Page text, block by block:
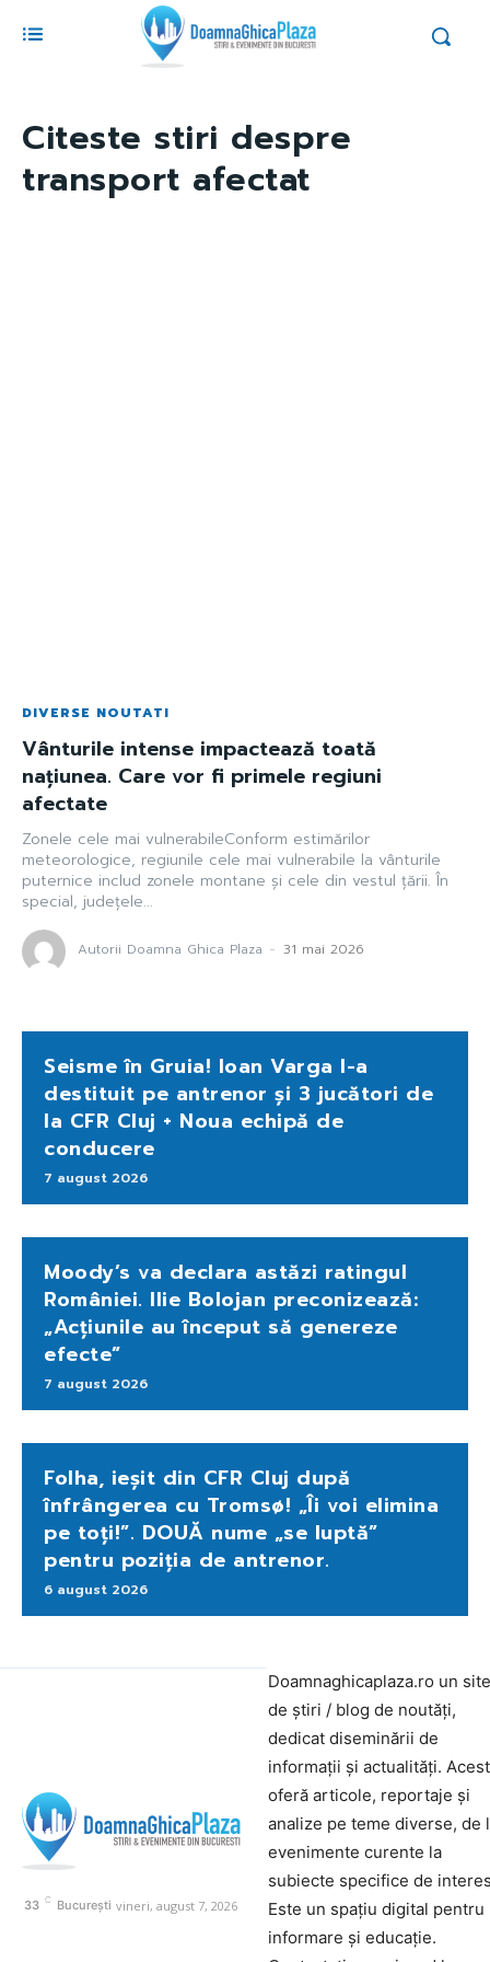
Citeste stiri despre
transport afectat
DIVERSE NOUTATI
Vânturile intense impactează toată
națiunea. Care vor fi primele regiuni
afectate
Zonele cele mai vulnerabileConform estimărilor
meteorologice, regiunile cele mai vulnerabile la vânturile
puternice includ zonele montane și cele din vestul țării. În
special, județele...
Autorii Doamna Ghica Plaza - 31 mai 2026
Seisme în Gruia! Ioan Varga l-a
destituit pe antrenor și 3 jucători de
la CFR Cluj + Noua echipă de
conducere
7 august 2026
Moody’s va declara astăzi ratingul
României. Ilie Bolojan preconizează:
„Acțiunile au început să genereze
efecte”
7 august 2026
Folha, ieșit din CFR Cluj după
înfrângerea cu Tromsø! „Îi voi elimina
pe toți!”. DOUĂ nume „se luptă”
pentru poziția de antrenor.
6 august 2026
33 C București vineri, august 7, 2026
Doamnaghicaplaza.ro un site
de știri / blog de noutăți,
dedicat diseminării de
informații și actualități.
oferă articole, reportaje și
analize pe teme diverse, de
evenimente curente la
subiecte specifice de
Este un spațiu digital pentru
informare și educație.